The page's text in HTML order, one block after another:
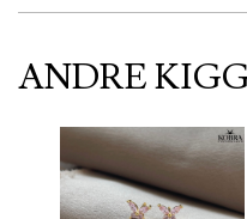
ANDRE